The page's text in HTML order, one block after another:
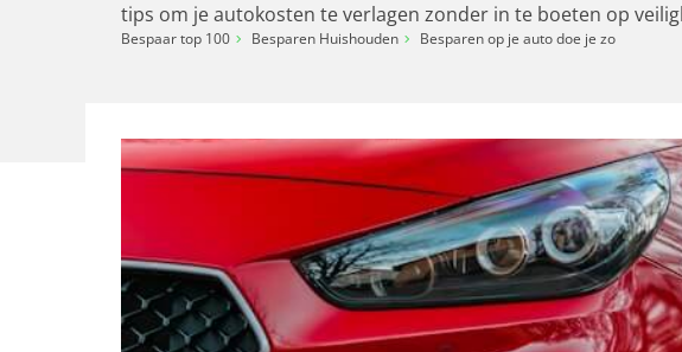
tips om je autokosten te verlagen zonder in te boeten op
Bespaar top 100 Besparen Huishouden Besparen op je auto doe je zo